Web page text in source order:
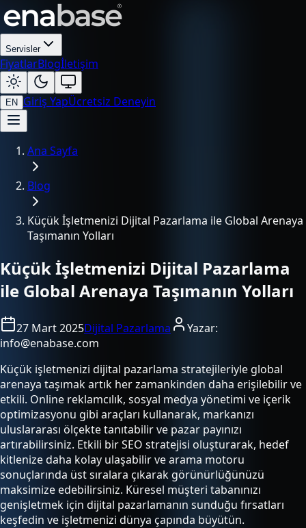
Servisler
FiyatlarBlogİletişim
EN Giriş YapÜcretsiz Deneyin
Ana Sayfa
Blog
Küçük İşletmenizi Dijital Pazarlama ile Global Arenaya
Taşımanın Yolları
Küçük İşletmenizi Dijital Pazarlama
ile Global Arenaya Taşımanın Yolları
27 Mart 2025Dijital Pazarlama
Yazar:
info@enabase.com
Küçük işletmenizi dijital pazarlama stratejileriyle global
arenaya taşımak artık her zamankinden daha erişilebilir ve
etkili. Online reklamcılık, sosyal medya yönetimi ve içerik
optimizasyonu gibi araçları kullanarak, markanızı
uluslararası ölçekte tanıtabilir ve pazar payınızı
artırabilirsiniz. Etkili bir SEO stratejisi oluşturarak, hedef
kitlenize daha kolay ulaşabilir ve arama motoru
sonuçlarında üst sıralara çıkarak görünürlüğünüzü
maksimize edebilirsiniz. Küresel müşteri tabanınızı
genişletmek için dijital pazarlamanın sunduğu fırsatları
keşfedin ve işletmenizi dünya çapında büyütün.